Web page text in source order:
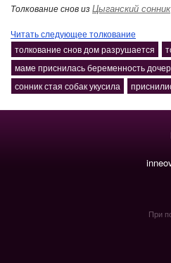
Толкование снов изЦыганский сонник
Читать следующее толкование
толкование снов дом разрушается
маме приснилась беременность
сонник стая собак укусила
При